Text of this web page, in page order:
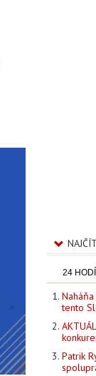
24
tento
Patrik